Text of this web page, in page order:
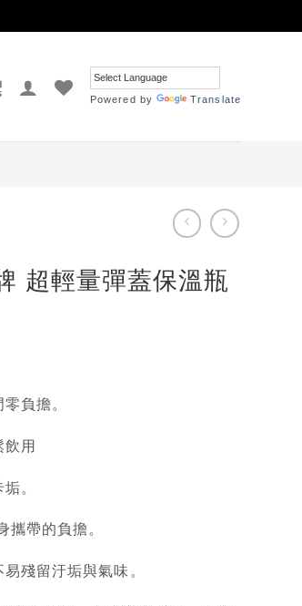
Powered by Translate
超輕量彈蓋保溫瓶
零負擔。
用
垢。
帶的負擔。
殘留汙垢與氣味 。